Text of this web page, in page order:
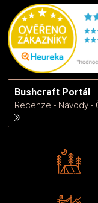
Bushcraft Portál
Recenze - Návody -